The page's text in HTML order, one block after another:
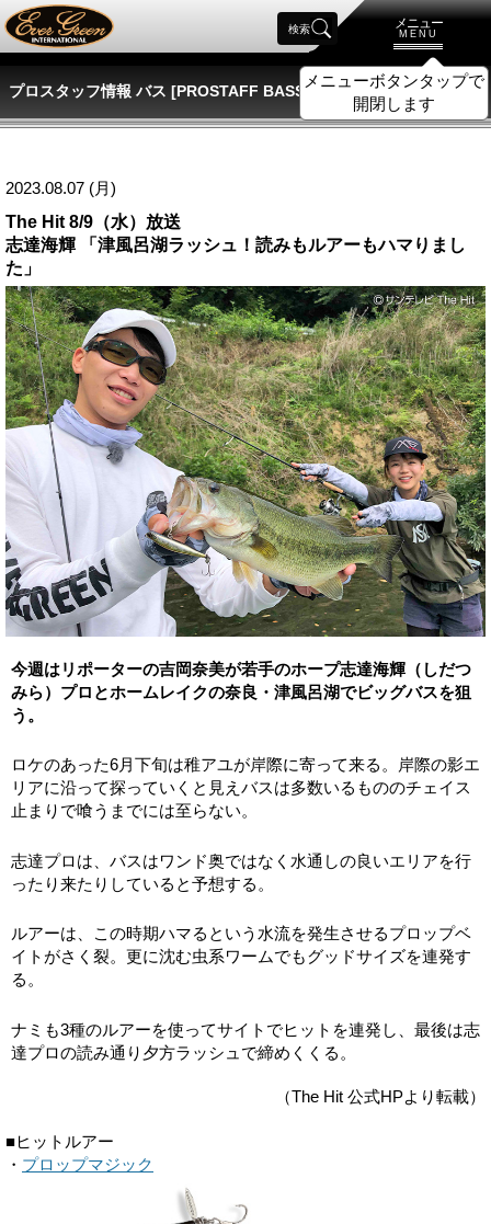
メニュー
MENU
検索
プロスタッフ情報 バス [PROSTAFF BASS]
2023.08.07 (月)
The Hit 8/9（水）放送
志達海輝 「津風呂湖ラッシュ！読みもルアーもハマりまし
た」
今週はリポーターの吉岡奈美が若手のホープ志達海輝（しだつ
みら）プロとホームレイクの奈良・津風呂湖でビッグバスを狙
う。
ロケのあった6月下旬は稚アユが岸際に寄って来る。岸際の影エ
リアに沿って探っていくと見えバスは多数いるもののチェイス
止まりで喰うまでには至らない。
志達プロは、バスはワンド奥ではなく水通しの良いエリアを行
ったり来たりしていると予想する。
ルアーは、この時期ハマるという水流を発生させるプロップベ
イトがさく裂。更に沈む虫系ワームでもグッドサイズを連発す
る。
ナミも3種のルアーを使ってサイトでヒットを連発し、最後は志
達プロの読み通り夕方ラッシュで締めくくる。
（The Hit 公式HPより転載）
■ヒットルアー
・ プロップマジック